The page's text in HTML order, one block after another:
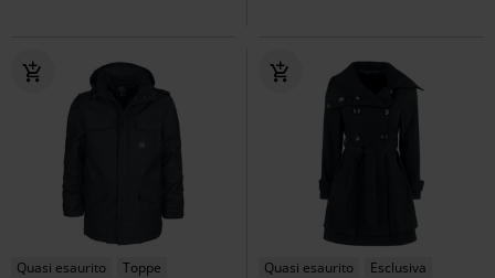
Quasi esaurito Toppe Quasi esaurito
Esclusiva